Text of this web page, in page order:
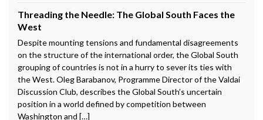
Threading the Needle: The Global South Faces the
West
Despite mounting tensions and fundamental disagreements
on the structure of the international order, the Global South
grouping of countries is not in a hurry to sever its ties with
the West. Oleg Barabanov, Programme Director of the Valdai
Discussion Club, describes the Global South’s uncertain
position in a world defined by competition between
Washington and […]